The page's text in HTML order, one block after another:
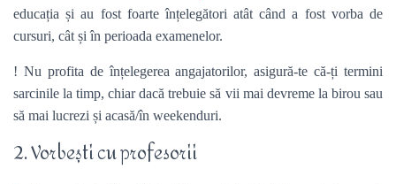
educația și au fost foarte înțelegători atât când a fost vorba de
cursuri, cât și în perioada examenelor.
! Nu profita de înțelegerea angajatorilor, asigură-te că-ți termini
sarcinile la timp, chiar dacă trebuie să vii mai devreme la birou sau
să mai lucrezi și acasă/în weekenduri.
2. Vorbești cu profesorii